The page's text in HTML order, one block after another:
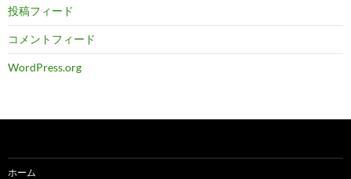
投稿フィード
コメントフィード
WordPress.org
ホーム